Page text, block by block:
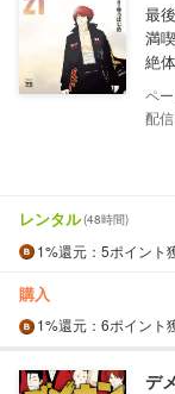
最
満
絶
配
レンタル(48時間)
1%還元 ：5ポイント
購入
1%還元 ：6ポイント
デ